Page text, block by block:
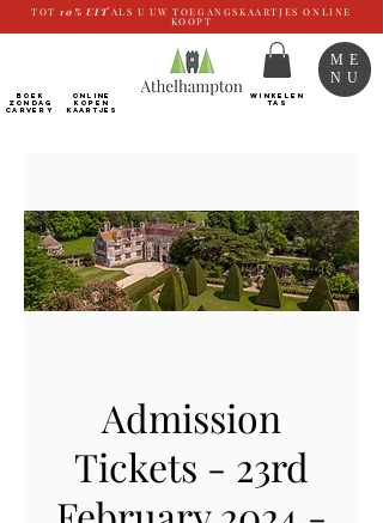
TOT 10% UIT ALS U UW TOEGANGSKAARTJES ONLINE
KOOPT
BOEK
ZONDAG
CARVERY
ONLINE
kopen
Kaartjes
WINKELEN
TAS
ME
NU
Admission
Tickets - 23rd